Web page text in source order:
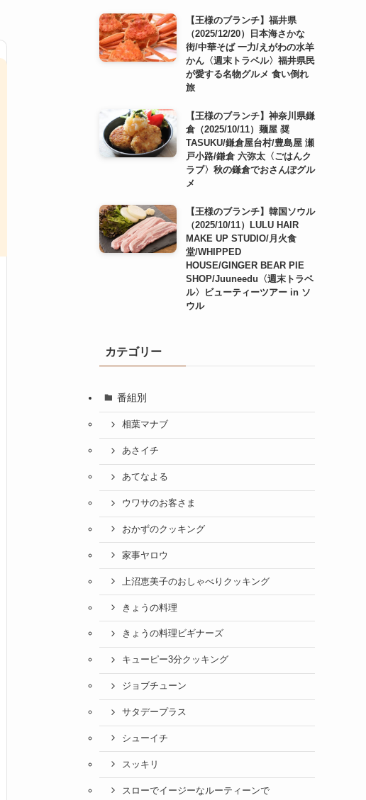
【王様のブランチ】福井県
（2025/12/20）日本海さかな
街/中華そば 一力/えがわの水羊
かん〈週末トラベル〉福井県民
が愛する名物グルメ 食い倒れ
旅
【王様のブランチ】神奈川県鎌
倉（2025/10/11）麺屋 奨
TASUKU/鎌倉屋台村/豊島屋 瀬
戸小路/鎌倉 六弥太〈ごはんク
ラブ〉秋の鎌倉でおさんぽグル
メ
【王様のブランチ】韓国ソウル
（2025/10/11）LULU HAIR
MAKE UP STUDIO/月火食
堂/WHIPPED
HOUSE/GINGER BEAR PIE
SHOP/Juuneedu〈週末トラベ
ル〉ビューティーツアー in ソ
ウル
カテゴリー
番組別
相葉マナブ
あさイチ
あてなよる
ウワサのお客さま
おかずのクッキング
家事ヤロウ
上沼恵美子のおしゃべりクッキング
きょうの料理
きょうの料理ビギナーズ
キューピー3分クッキング
ジョブチューン
サタデープラス
シューイチ
スッキリ
スローでイージーなルーティーンで